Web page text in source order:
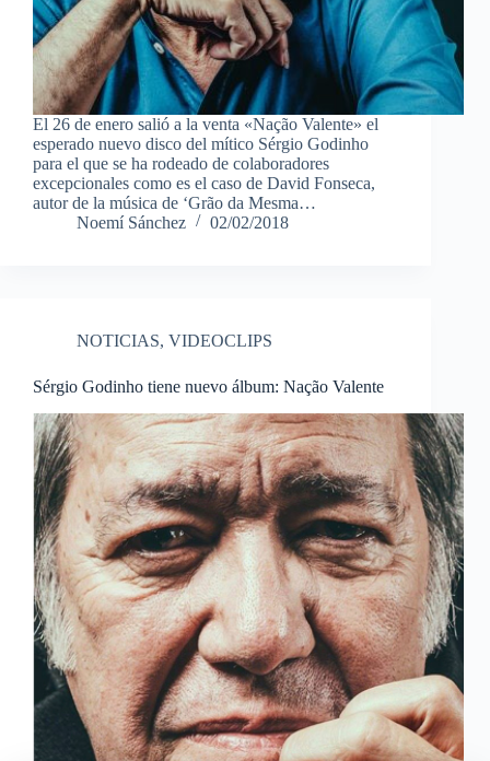
El 26 de enero salió a la venta «Nação Valente» el
esperado nuevo disco del mítico Sérgio Godinho
para el que se ha rodeado de colaboradores
excepcionales como es el caso de David Fonseca,
autor de la música de ‘Grão da Mesma…
Noemí Sánchez
02/02/2018
NOTICIAS, VIDEOCLIPS
Sérgio Godinho tiene nuevo álbum: Nação Valente